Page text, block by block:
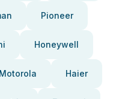
Pioneer
Honeywell
Motorola Haier